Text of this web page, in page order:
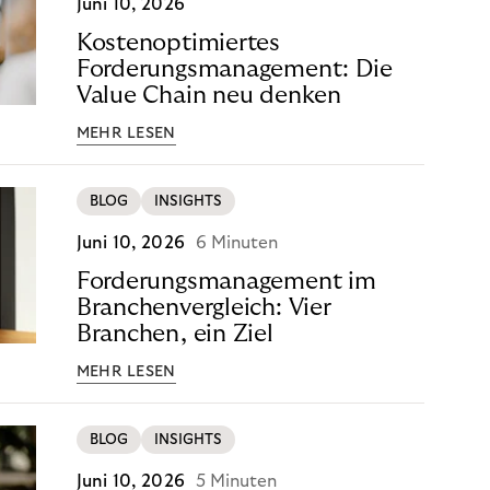
Juni 10, 2026
Kostenoptimiertes
Forderungsmanagement: Die
Value Chain neu denken
MEHR LESEN
BLOG INSIGHTS
Juni 10, 2026 6 Minuten
Forderungsmanagement im
Branchenvergleich: Vier
Branchen, ein Ziel
MEHR LESEN
BLOG INSIGHTS
Juni 10, 2026 5 Minuten